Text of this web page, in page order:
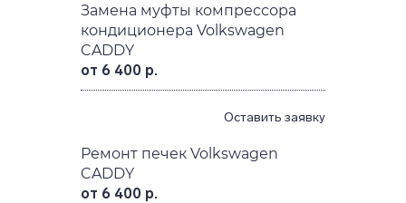
Замена муфты компрессора
кондиционера Volkswagen
CADDY
от 6 400 р.
Оставить заявку
Ремонт печек Volkswagen
CADDY
от 6 400 р.